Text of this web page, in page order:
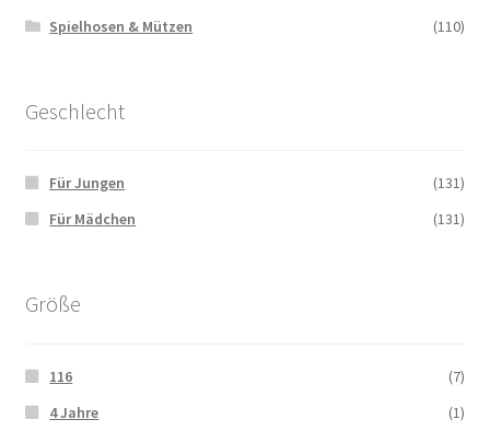
Spielhosen & Mützen
(110)
Geschlecht
Für Jungen
(131)
Für Mädchen
(131)
Größe
116
(7)
4 Jahre
(1)